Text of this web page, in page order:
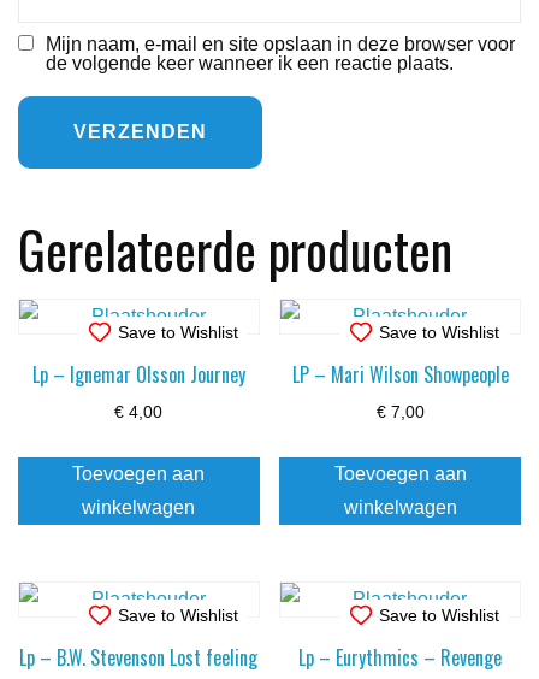
Mijn naam, e-mail en site opslaan in deze browser voor
de volgende keer wanneer ik een reactie plaats.
Gerelateerde producten
Save to Wishlist
Lp – Ignemar Olsson Journey
€ 4,00
Toevoegen aan
winkelwagen
Save to Wishlist
LP – Mari Wilson Showpeople
€7,00
Toevoegen aan
winkelwagen
Save to Wishlist
Lp – B.W. Stevenson Lost feeling
Save to Wishlist
Lp – Eurythmics – Revenge